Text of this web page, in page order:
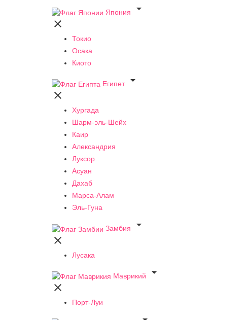
Япония


Токио
Осака
Киото
Египет


Хургада
Шарм-эль-Шейх
Каир
Александрия
Луксор
Асуан
Дахаб
Марса-Алам
Эль-Гуна
Замбия


Лусака
Маврикий


Порт-Луи